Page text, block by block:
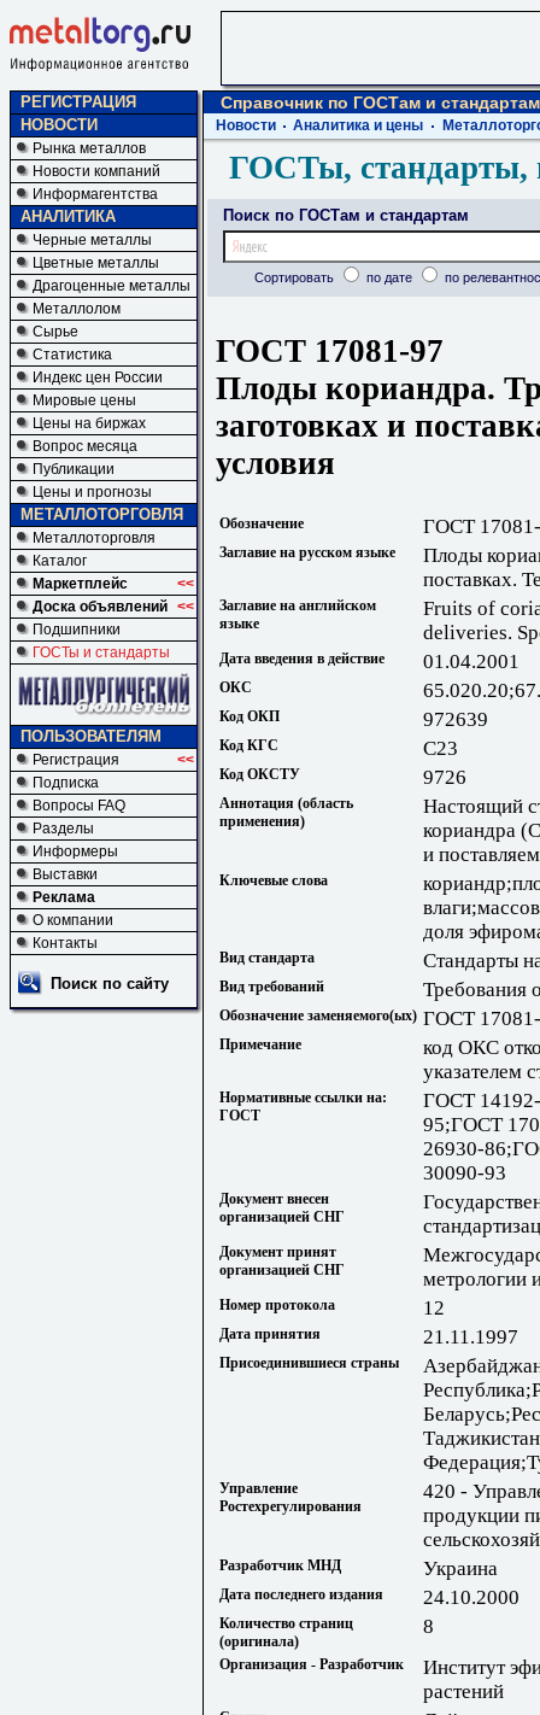
РЕГИСТРАЦИЯ
НОВОСТИ
Рынка металлов
Новости компаний
Информагентства
АНАЛИТИКА
Черные металлы
Цветные металлы
Драгоценные металлы
Металлолом
Сырье
Статистика
Индекс цен России
Мировые цены
Цены на биржах
Вопрос месяца
Публикации
Цены и прогнозы
МЕТАЛЛОТОРГОВЛЯ
Металлоторговля
Каталог
Маркетплейс
<<
Доска объявлений <<
Подшипники
ГОСТы и стандарты
ПОЛЬЗОВАТЕЛЯМ
Регистрация
<<
Подписка
Вопросы FAQ
Разделы
Информеры
Выставки
Реклама
О компании
Контакты
Поиск по сайту
Справочник по ГОСТам и стандартам
Новости Аналитика и цены
ГОСТы, стандарты,
Поиск по ГОСТам и стандартам
Сортировать по дате по
ГОСТ 17081-97
Плоды кориандра.
заготовках и
условия
Обозначение ГОСТ
Заглавие на русском языке
Плоды
поставках.
Заглавие на английском
языке
Fruits of
deliveries.
Дата введения в действие 01.04.2001
ОКС
Код ОКП 972639
Код КГС С23
Код ОКСТУ 9726
Аннотация (область
применения)
Настоящий
кориандра
и
Ключевые слова
доля
Вид стандарта Стандарты
Вид требований Требования
Обозначение заменяемого(ых) ГОСТ
Примечание
код ОКС
указателем
Нормативные ссылки на:
ГОСТ
ГОСТ
95;ГОСТ
26930-
30090-93
Документ внесен
организацией СНГ
Документ принят
организацией СНГ
метрологии
Номер протокола 12
Дата принятия 21.11.1997
Присоединившиеся страны
Управление
Ростехрегулирования
420 -
продукции
Разработчик МНД Украина
Дата последнего издания 24.10.2000
Количество страниц
(оригинала)
8
Организация - Разработчик
Институт
растений